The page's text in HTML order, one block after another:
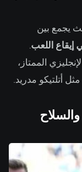
يجمع بين
إيقاع اللعب.
الممتاز،
أتلتيكو مدريد.